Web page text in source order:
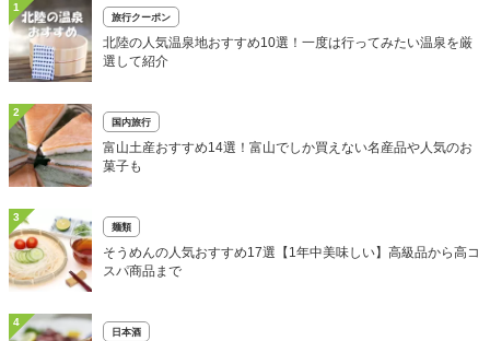
1
旅行クーポン
北陸の人気温泉地おすすめ10選！一度は行ってみたい温泉を厳
選して紹介
2
国内旅行
富山土産おすすめ14選！富山でしか買えない名産品や人気のお
菓子も
3
麺類
そうめんの人気おすすめ17選【1年中美味しい】高級品から高コ
スパ商品まで
4
日本酒